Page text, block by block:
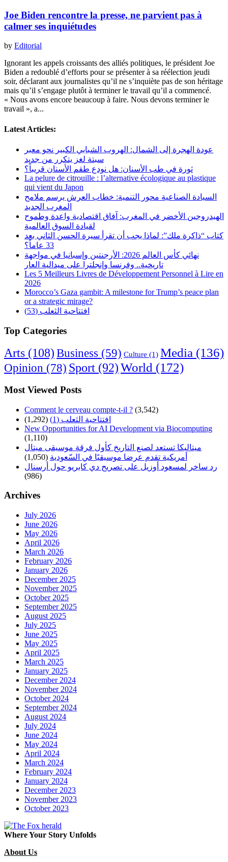
Joe Biden rencontre la presse, ne parvient pas à
calmer ses inquiétudes
by Editorial
Ignorant les appels croissants des alliés politiques, le président Joe
Biden a redoublé d’efforts pour se présenter à sa réélection jeudi
soir, déclarant aux journalistes qu’il ne s’inquiète pas de son héritage
mais qu’il s’engage plutôt à terminer le travail qu’il a commencé.
« Nous avons encore beaucoup à faire. Nous devons terminer le
travail », a...
Latest Articles:
عودة الهجرة إلى الشمال: الهروب الشبابي الكبير نحو معبر
سبتة لغز يتكرر من جديد
ثورة في طب الأسنان: هل نودع طقم الأسنان قريباً؟
La pelure de citrouille : l’alternative écologique au plastique
qui vient du Japon
السيادة الصناعية محور التنمية: خطاب العرش يرسم ملامح
المغرب الجديد
الهيدروجين الأخضر في المغرب: آفاق اقتصادية واعدة وطموح
لقيادة السوق العالمية
كتاب “ذاكرة ملك”: لماذا يجب أن تقرأ سيرة الحسن الثاني بعد
33 عاماً؟
نهائي كأس العالم 2026: الأرجنتين وإسبانيا في مواجهة
تاريخية.. وفرنسا وإنجلترا على ميدالية العار
Les 5 Meilleurs Livres de Développement Personnel à Lire en
2026
Morocco’s Gaza gambit: A milestone for Trump’s peace plan
or a strategic mirage?
افتتاحية الثعلب (53)
Top Categories
Arts (108) Business (59) Culture (1) Media (136)
Opinion (78) Sport (92)World (172)
Most Viewed Posts
Comment le cerveau compte-t-il ? (3,542)
افتتاحية الثعلب (1)
(1,292)
New Opportunities for AI Development via Biocomputing
(1,110)
ميتاليكا تستعد لصنع التاريخ كأول فرقة موسيقى ميتال
أمريكية تقدم عرضا موسيقيًا في السّعودية (1,050)
رد ساخر لمسعود أوزيل على تصريح دي كابريو حول أرسنال
(986)
Archives
July 2026
June 2026
May 2026
April 2026
March 2026
February 2026
January 2026
December 2025
November 2025
October 2025
September 2025
August 2025
July 2025
June 2025
May 2025
April 2025
March 2025
January 2025
December 2024
November 2024
October 2024
September 2024
August 2024
July 2024
June 2024
May 2024
April 2024
March 2024
February 2024
January 2024
December 2023
November 2023
October 2023
Where Your Story Unfolds
About Us